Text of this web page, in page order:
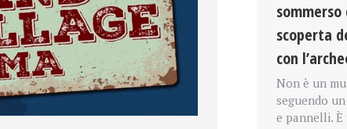
scoperta
con
Non è un
seguendo
e pannelli.